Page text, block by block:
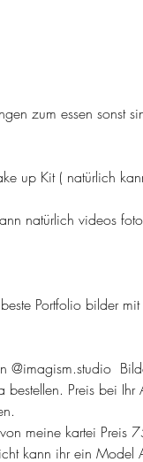
zum essen sonst
up Kit ( natürlich
natürlich videos
Portfolio bilder mit
Preis bei Ihr
meine kartei Preis
kann ihr ein